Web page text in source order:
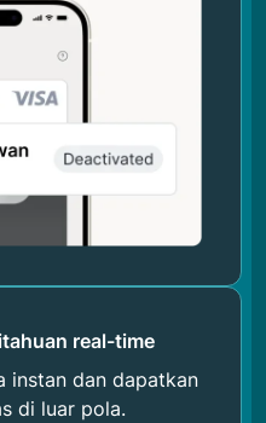
real-time
instan dan dapatkan
di luar pola.